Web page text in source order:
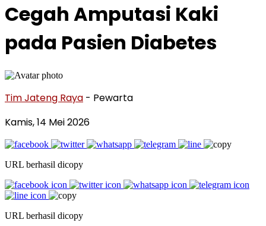
Cegah Amputasi Kaki
pada Pasien Diabetes
Tim Jateng Raya - Pewarta
Kamis, 14 Mei 2026
URL berhasil dicopy
URL berhasil dicopy